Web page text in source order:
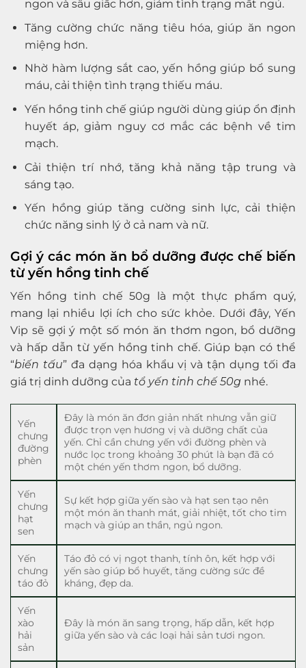
ngon và sâu giấc hơn, giảm tình trạng mất ngủ.
Tăng cường chức năng tiêu hóa, giúp ăn ngon
miệng hơn.
Nhờ hàm lượng sắt cao, yến hồng giúp bổ sung
máu, cải thiện tình trạng thiếu máu.
Yến hồng tinh chế giúp người dùng giúp ổn định
huyết áp, giảm nguy cơ mắc các bệnh về tim
mạch.
Cải thiện trí nhớ, tăng khả năng tập trung và
sáng tạo.
Yến hồng giúp tăng cường sinh lực, cải thiện
chức năng sinh lý ở cả nam và nữ.
Gợi ý các món ăn bổ dưỡng được chế biến
từ yến hồng tinh chế
Yến hồng tinh chế 50g là một thực phẩm quý,
mang lại nhiều lợi ích cho sức khỏe. Dưới đây, Yến
Vip sẽ gợi ý một số món ăn thơm ngon, bổ dưỡng
và hấp dẫn từ yến hồng tinh chế. Giúp bạn có thể
“biến tấu” đa dạng hóa khẩu vị và tận dụng tối đa
giá trị dinh dưỡng của tổ yến tinh chế 50g nhé.
Yến
chưng
đường
phèn
Đây là món ăn đơn giản nhất nhưng vẫn giữ
được trọn vẹn hương vị và dưỡng chất của
yến. Chỉ cần chưng yến với đường phèn và
nước lọc trong khoảng 30 phút là bạn đã có
một chén yến thơm ngon, bổ dưỡng.
Yến
chưng
hạt
sen
Sự kết hợp giữa yến sào và hạt sen tạo nên
một món ăn thanh mát, giải nhiệt, tốt cho tim
mạch và giúp an thần, ngủ ngon.
Yến
chưng
táo đỏ
Táo đỏ có vị ngọt thanh, tính ôn, kết hợp với
yến sào giúp bổ huyết, tăng cường sức đề
kháng, đẹp da.
Yến
xào
hải
sản
Đây là món ăn sang trọng, hấp dẫn, kết hợp
giữa yến sào và các loại hải sản tươi ngon.